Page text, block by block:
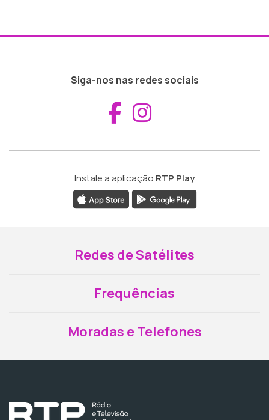
Siga-nos nas redes sociais
Aceder ao
Instale a aplicação RTP Play
Redes de Satélites
Frequências
Moradas e Telefones